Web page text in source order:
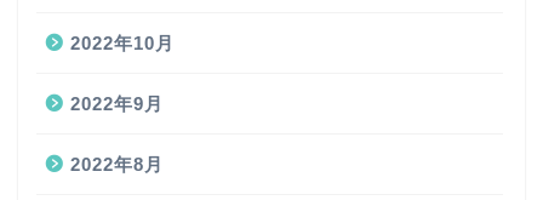
2022年10月
2022年9月
2022年8月